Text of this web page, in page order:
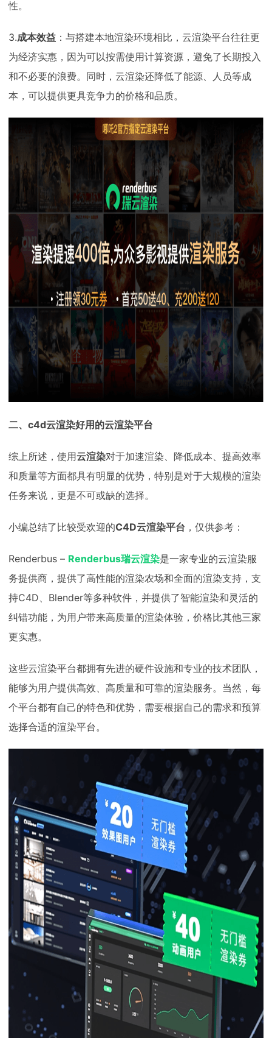
性。
3.成本效益 ：与搭建本地渲染环境相比，云渲染平台往往更
为经济实惠，因为可以按需使用计算资源，避免了长期投入
和不必要的浪费。同时，云渲染还降低了能源、人员等成
本，可以提供更具竞争力的价格和品质。
二、c4d云渲染好用的云渲染平台
综上所述，使用云渲染对于加速渲染、降低成本、提高效率
和质量等方面都具有明显的优势，特别是对于大规模的渲染
任务来说，更是不可或缺的选择。
小编总结了比较受欢迎的C4D云渲染平台 ，仅供参考：
Renderbus – Renderbus瑞云渲染是一家专业的云渲染服
务提供商，提供了高性能的渲染农场和全面的渲染支持，支
持C4D、Blender等多种软件，并提供了智能渲染和灵活的
纠错功能，为用户带来高质量的渲染体验，价格比其他三家
更实惠。
这些云渲染平台都拥有先进的硬件设施和专业的技术团队，
能够为用户提供高效、高质量和可靠的渲染服务。当然，每
个平台都有自己的特色和优势，需要根据自己的需求和预算
选择合适的渲染平台。